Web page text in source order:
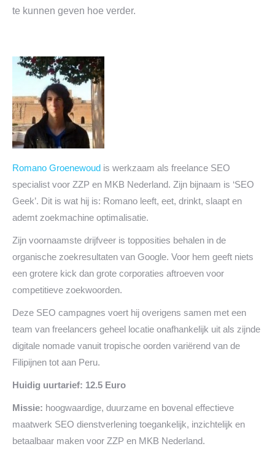
te kunnen geven hoe verder.
Romano Groenewoud is werkzaam als freelance SEO
specialist voor ZZP en MKB Nederland. Zijn bijnaam is ‘SEO
Geek’. Dit is wat hij is: Romano leeft, eet, drinkt, slaapt en
ademt zoekmachine optimalisatie.
Zijn voornaamste drijfveer is topposities behalen in de
organische zoekresultaten van Google. Voor hem geeft niets
een grotere kick dan grote corporaties aftroeven voor
competitieve zoekwoorden.
Deze SEO campagnes voert hij overigens samen met een
team van freelancers geheel locatie onafhankelijk uit als zijnde
digitale nomade vanuit tropische oorden variërend van de
Filipijnen tot aan Peru.
Huidig uurtarief: 12.5 Euro
Missie: hoogwaardige, duurzame en bovenal effectieve
maatwerk SEO dienstverlening toegankelijk, inzichtelijk en
betaalbaar maken voor ZZP en MKB Nederland.